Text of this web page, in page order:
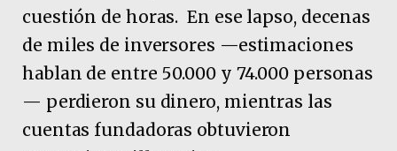
cuestión de horas. En ese lapso, decenas
de miles de inversores —estimaciones
hablan de entre 50.000 y 74.000 personas
— perdieron su dinero, mientras las
cuentas fundadoras obtuvieron